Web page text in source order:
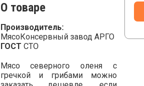
О товаре
Производитель:
МясоКонсервный завод АРГО
ГОСТ СТО
Мясо северного оленя с
гречкой и грибами можно